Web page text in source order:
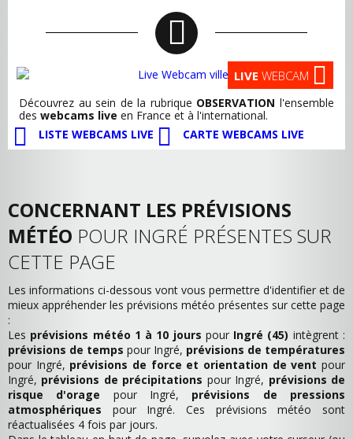
LIVE WEBCAM
Découvrez au sein de la rubrique OBSERVATION l'ensemble
des webcams live en France et à l'international.
LISTE WEBCAMS LIVE
CARTE WEBCAMS LIVE
CONCERNANT LES PRÉVISIONS
MÉTÉO POUR INGRÉ PRÉSENTES SUR
CETTE PAGE
Les informations ci-dessous vont vous permettre d'identifier et de
mieux appréhender les prévisions météo présentes sur cette page
:
Les prévisions météo 1 à 10 jours pour Ingré (45) intègrent :
prévisions de temps pour Ingré, prévisions de températures
pour Ingré, prévisions de force et orientation de vent pour
Ingré, prévisions de précipitations pour Ingré, prévisions de
risque d'orage pour Ingré, prévisions de pressions
atmosphériques pour Ingré. Ces prévisions météo sont
réactualisées 4 fois par jours.